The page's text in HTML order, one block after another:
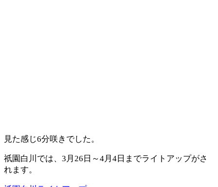
見た感じ6分咲きでした。
祇園白川では、3月26日～4月4日までライトアップがさ
れます。